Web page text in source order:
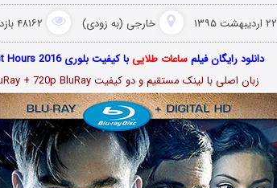
۲۲ اردیبهشت ۱۳۹۵ خارجی (به زودی) ۴۸۱۶۲ بازدید
دانلود رایگان فیلمساعات طلاییبا کیفیت بلوری The Finest Hours 2016
زبان اصلی با لینک مستقیم و دو کیفیت 1080p BluRay + 720p BluRay